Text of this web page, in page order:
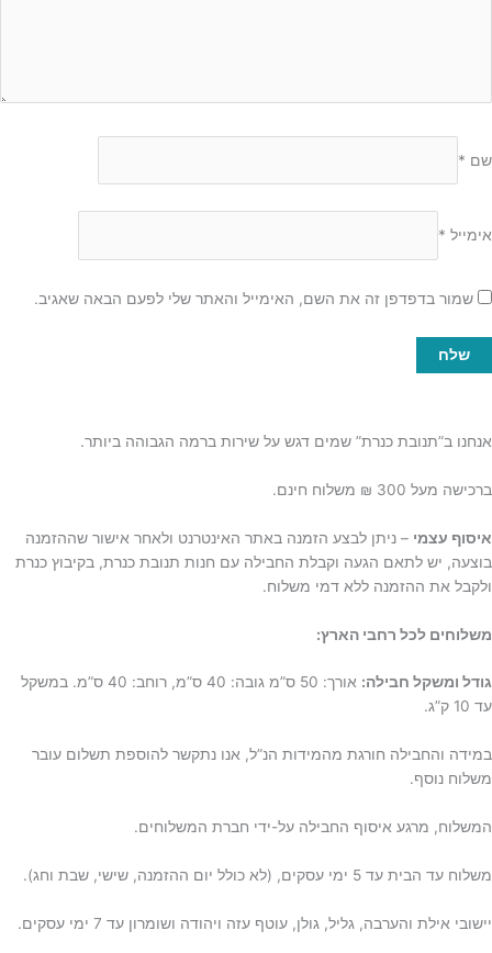
שם *
אימייל *
שמור בדפדפן זה את השם, האימייל והאתר שלי לפעם הבאה שאגיב.
אנחנו ב”תנובת כנרת” שמים דגש על שירות ברמה הגבוהה ביותר.
ברכישה מעל 300 ₪ משלוח חינם.
איסוף עצמי – ניתן לבצע הזמנה באתר האינטרנט ולאחר אישור שההזמנה
בוצעה, יש לתאם הגעה וקבלת החבילה עם חנות תנובת כנרת, בקיבוץ כנרת
ולקבל את ההזמנה ללא דמי משלוח.
משלוחים לכל רחבי הארץ:
גודל ומשקל חבילה:
אורך: 50 ס”מ גובה: 40 ס”מ, רוחב: 40 ס”מ. במשקל
עד 10 ק”ג.
במידה והחבילה חורגת מהמידות הנ”ל, אנו נתקשר להוספת תשלום עובר
משלוח נוסף.
המשלוח, מרגע איסוף החבילה על-ידי חברת המשלוחים.
משלוח עד הבית עד 5 ימי עסקים, (לא כולל יום ההזמנה, שישי, שבת וחג).
יישובי אילת והערבה, גליל, גולן, עוטף עזה ויהודה ושומרון עד 7 ימי עסקים.